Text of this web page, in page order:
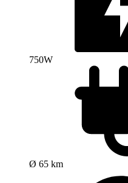
750W
Ø 65 km